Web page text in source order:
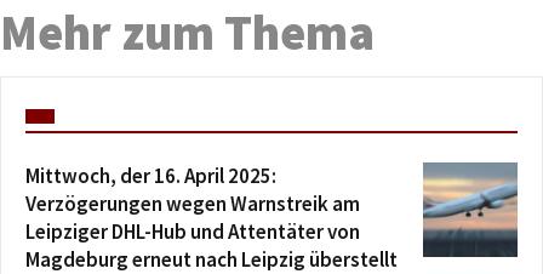
Mehr zum Thema
Mittwoch, der 16. April 2025:
Verzögerungen wegen Warnstreik am
Leipziger DHL-Hub und Attentäter von
Magdeburg erneut nach Leipzig überstellt